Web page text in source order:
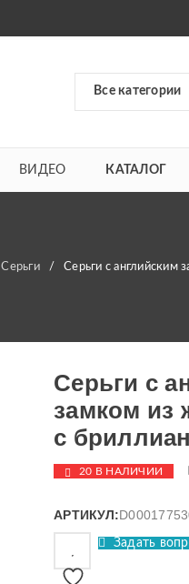
ВИДЕО КАТАЛОГ
Серьги / Серьги с английским
Серьги с
замком из
с
20 В НАЛИЧИИ
АРТИКУЛ:
Задать